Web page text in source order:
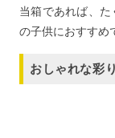
当箱であれば、
の子供におすすめ
おしゃれな彩